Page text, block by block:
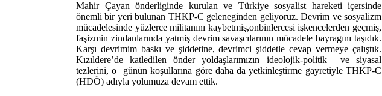
Mahir Çayan önderliginde kurulan ve Türkiye sosyalist hareketi içersinde
önemli bir yeri bulunan THKP-C geleneginden geliyoruz. Devrim ve sosyalizm
mücadelesinde yüzlerce militanını kaybetmiş,onbinlercesi işkencelerden geçmiş,
faşizmin zindanlarında yatmiş devrim savaşcılarının mücadele bayragını taşıdık.
Karşı devrimim baskı ve şiddetine, devrimci şiddetle cevap vermeye çalıştık.
Kızıldere’de katledilen önder yoldaşlarımızın ideolojik-politik
ve siyasal
tezlerini, o
günün koşullarına göre daha da yetkinleştirme gayretiyle THKP-C
(HDÖ) adıyla yolumuza devam ettik.